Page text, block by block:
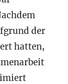
der
hatten,